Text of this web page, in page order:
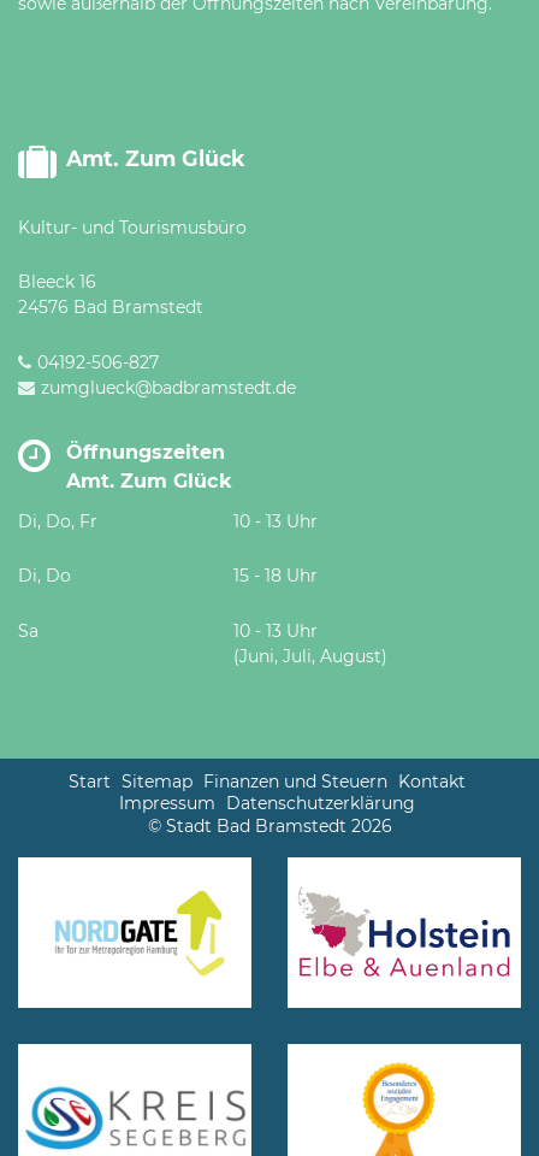
Amt. Zum Glück
Kultur- und Tourismusbüro
Bleeck 16
24576 Bad Bramstedt
04192-506-827
zumglueck@badbramstedt.de
Öffnungszeiten
Amt. Zum Glück
Di, Do, Fr 10 - 13 Uhr
Di, Do 15 - 18 Uhr
Sa
10 - 13 Uhr
(Juni, Juli, August)
Start Sitemap Finanzen und Steuern
Kontakt
Impressum
Datenschutzerklärung
© Stadt Bad Bramstedt 2026